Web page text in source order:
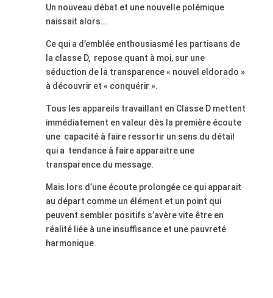
Un nouveau débat et une nouvelle polémique
naissait alors…
Ce qui a d’emblée enthousiasmé les partisans de
la classe D, repose quant à moi, sur une
séduction de la transparence « nouvel eldorado »
à découvrir et « conquérir ».
Tous les appareils travaillant en Classe D mettent
immédiatement en valeur dès la première écoute
une capacité à faire ressortir un sens du détail
qui a tendance à faire apparaitre une
transparence du message.
Mais lors d’une écoute prolongée ce qui apparait
au départ comme un élément et un point qui
peuvent sembler positifs s’avère vite être en
réalité liée à une insuffisance et une pauvreté
harmonique.